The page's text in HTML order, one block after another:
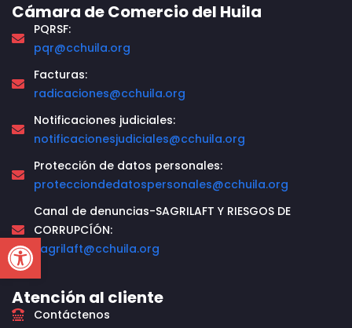
Open toolbar
Cámara de Comercio del Huila
PQRSF:
pqr@cchuila.org
Facturas:
radicaciones@cchuila.org
Notificaciones judiciales:
notificacionesjudiciales@cchuila.org
Protección de datos personales:
protecciondedatospersonales@cchuila.org
Canal de denuncias-SAGRILAFT Y RIESGOS DE
CORRUPCÍÓN:
sagrilaft@cchuila.org
Atención al cliente
Contáctenos